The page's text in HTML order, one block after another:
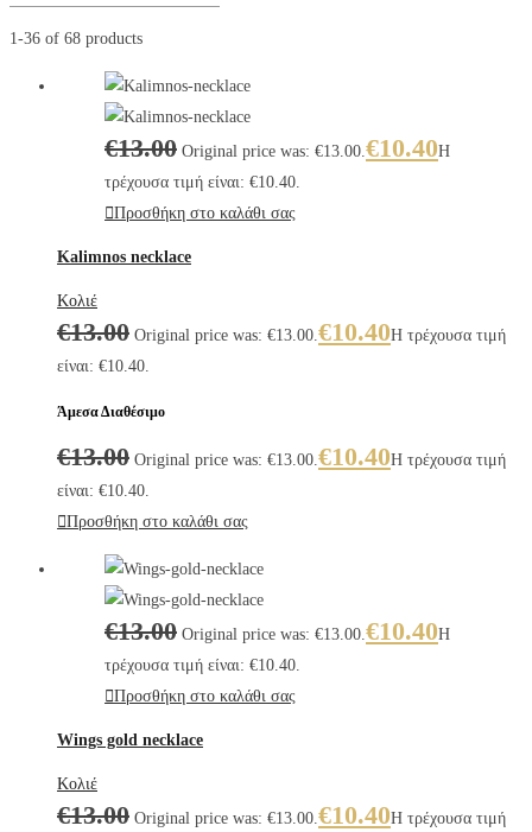
1-36 of 68 products
€13.00 Original price was: €13.00.€10.40Η
τρέχουσα τιμή είναι: €10.40.
Προσθήκη στο καλάθι σας
Kalimnos necklace
Κολιέ
€13.00 Original price was: €13.00.€10.40Η τρέχουσα τιμή
είναι: €10.40.
Άμεσα Διαθέσιμο
€13.00 Original price was: €13.00.€10.40Η τρέχουσα τιμή
είναι: €10.40.
Προσθήκη στο καλάθι σας
€13.00 Original price was: €13.00.€10.40Η
τρέχουσα τιμή είναι: €10.40.
Προσθήκη στο καλάθι σας
Wings gold necklace
Κολιέ
€13.00 Original price was: €13.00.€10.40Η τρέχουσα τιμή